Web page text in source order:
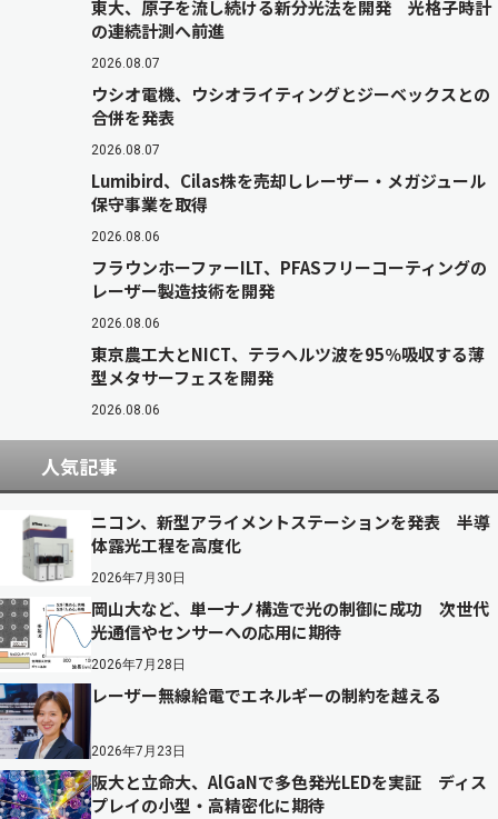
東大、原子を流し続ける新分光法を開発 光格子時計
の連続計測へ前進
2026.08.07
ウシオ電機、ウシオライティングとジーベックスとの
合併を発表
2026.08.07
Lumibird、Cilas株を売却しレーザー・メガジュール
保守事業を取得
2026.08.06
フラウンホーファーILT、PFASフリーコーティングの
レーザー製造技術を開発
2026.08.06
東京農工大とNICT、テラヘルツ波を95％吸収する薄
型メタサーフェスを開発
2026.08.06
人気記事
ニコン、新型アライメントステーションを発表 半導
体露光工程を高度化
2026年7月30日
岡山大など、単一ナノ構造で光の制御に成功 次世代
光通信やセンサーへの応用に期待
2026年7月28日
レーザー無線給電でエネルギーの制約を越える
2026年7月23日
阪大と立命大、AlGaNで多色発光LEDを実証 ディス
プレイの小型・高精密化に期待